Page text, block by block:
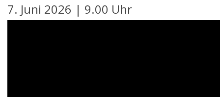
7. Juni 2026 | 9.00 Uhr